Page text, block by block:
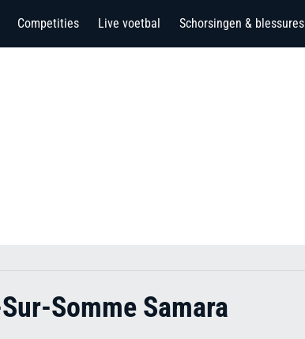
Competities Live voetbal Schorsingen & blessures
Somme Samara